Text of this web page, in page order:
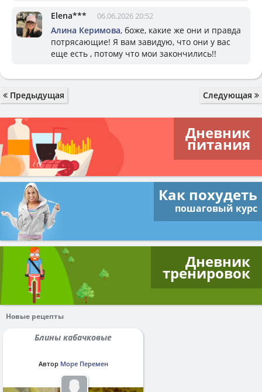
Elena*** 06.06.2026 20:52
Алина Керимова, боже, какие же они и правда
потрясающие! Я вам завидую, что они у вас
еще есть , потому что мои закончились!!
Предыдущая Следующая
Дневник
питания
Как похудеть
пошаговый курс
Дневник
тренировок
Новые рецепты
Блины кабачковые
Автор Море Перемен